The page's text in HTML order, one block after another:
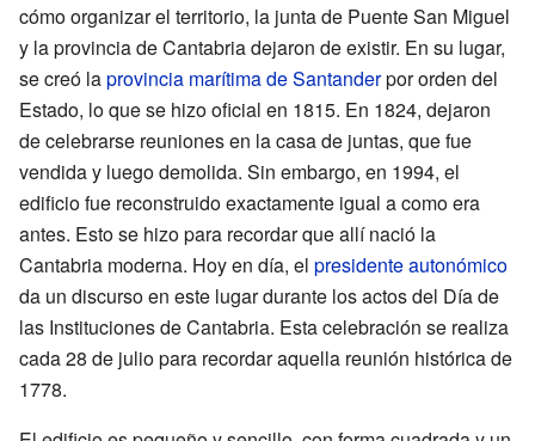
cómo organizar el territorio, la junta de Puente San Miguel
y la provincia de Cantabria dejaron de existir. En su lugar,
se creó laprovincia marítima de Santanderpor orden del
Estado, lo que se hizo oficial en 1815. En 1824, dejaron
de celebrarse reuniones en la casa de juntas, que fue
vendida y luego demolida. Sin embargo, en 1994, el
edificio fue reconstruido exactamente igual a como era
antes. Esto se hizo para recordar que allí nació la
Cantabria moderna. Hoy en día, el presidente autonómico
da un discurso en este lugar durante los actos del Día de
las Instituciones de Cantabria. Esta celebración se realiza
cada 28 de julio para recordar aquella reunión histórica de
1778.